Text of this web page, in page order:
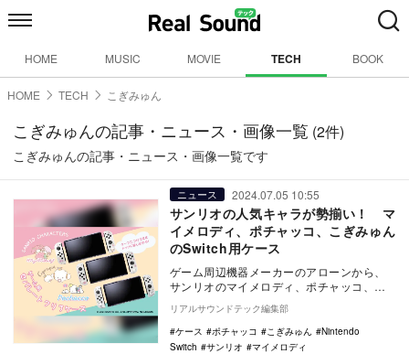
HOME MUSIC MOVIE TECH BOOK
HOME TECH こぎみゅん
こぎみゅんの記事・ニュース・画像一覧 (2件)
こぎみゅんの記事・ニュース・画像一覧です
ニュース 2024.07.05 10:55
サンリオの人気キャラが勢揃い！ マ
イメロディ、ポチャッコ、こぎみゅん
のSwitch用ケース
ゲーム周辺機器メーカーのアローンから、
サンリオのマイメロディ、ポチャッコ、こ
ぎみゅんをあしらった『Nintendo Switch…
リアルサウンドテック編集部
ケース
ポチャッコ こぎみゅん
Nintendo
Switch
サンリオ マイメロディ